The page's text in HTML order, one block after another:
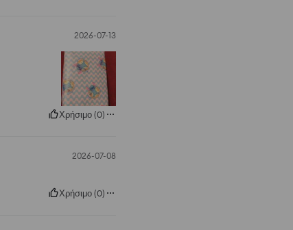
2026-07-13
Χρήσιμο(0)
2026-07-08
Χρήσιμο(0)